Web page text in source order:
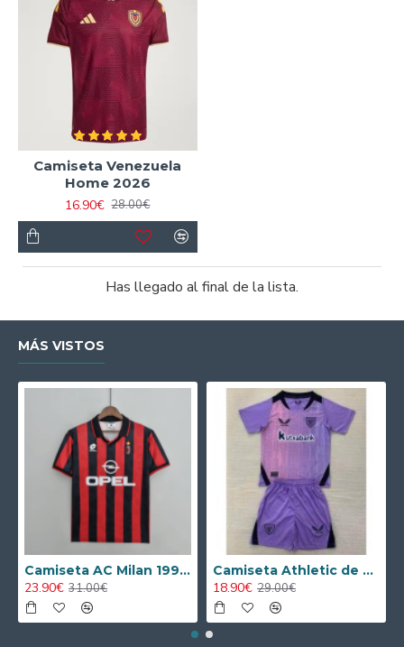
Camiseta Venezuela
Home 2026
16.90€ 28.00€
Has llegado al final de la lista.
MÁS VISTOS
Camiseta AC Milan 1995/1996 Local Retro
23.90€ 31.00€
Camiseta Athletic de Bilbao 2024/2025 Alternativo Niño Kit
18.90€ 29.00€